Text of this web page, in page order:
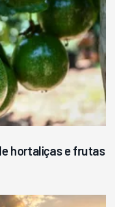
hortaliças e frutas